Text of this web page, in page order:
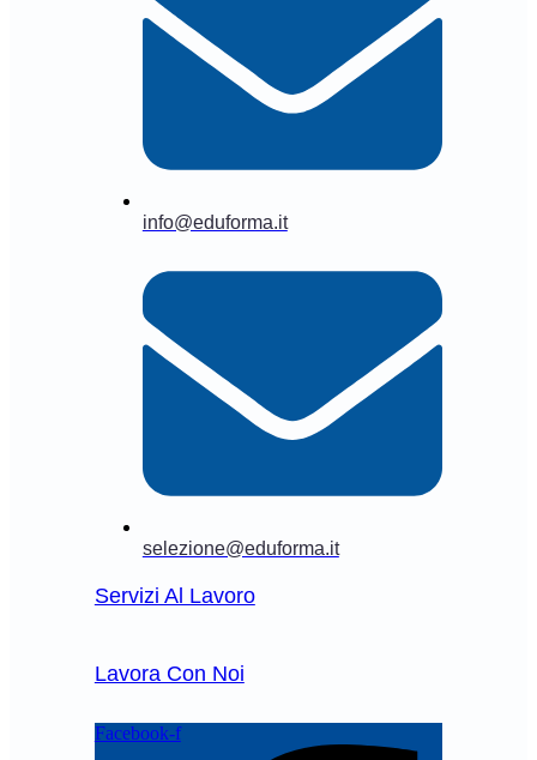
info@eduforma.it
selezione@eduforma.it
Servizi Al Lavoro
Lavora Con Noi
Facebook-f